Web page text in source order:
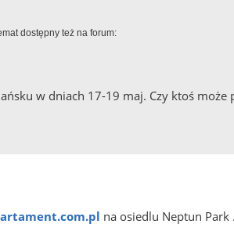
dostępny też na forum:
w dniach 17-19 maj. Czy ktoś
na osiedlu Neptun Park